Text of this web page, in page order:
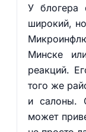
У блогера
широкий,
Минске
реакций.
того же
и салоны.
может